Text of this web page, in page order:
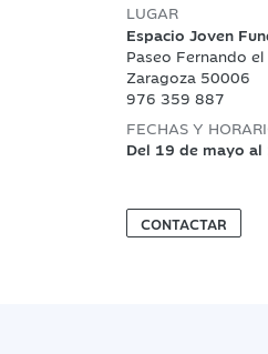
LUGAR
Espacio Joven
Paseo Fernando
Zaragoza 50006
976 359 887
FECHAS Y
Del 19 de mayo
CONTACTAR